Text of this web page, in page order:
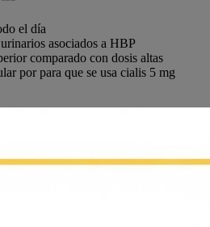
el día
asociados a HBP
comparado con dosis altas
por para que se usa cialis 5 mg